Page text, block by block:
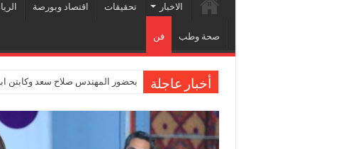
الاخبار تحقيقات اقتصاد وبورصة
صحة وطب فن
أخبار عاجلة بحضور المهندس صلاح سعد وكابتن